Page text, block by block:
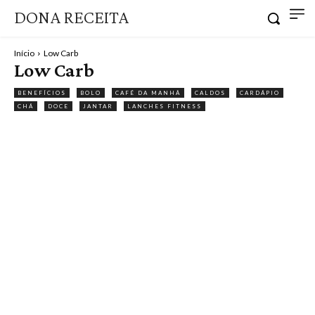
DONA RECEITA
Início Low Carb
Low Carb
BENEFÍCIOS BOLO CAFÉ DA MANHÃ CALDOS
CARDÁPIO
CHÁ
DOCE JANTAR LANCHES FITNESS